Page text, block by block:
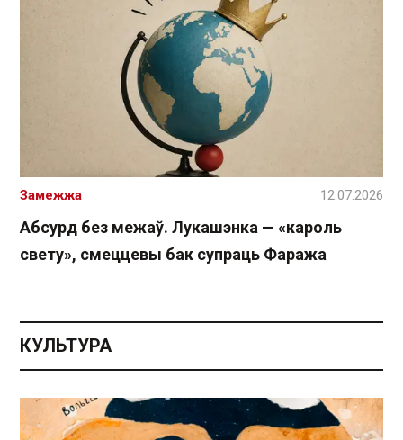
Абсурд без межаў. Лукашэнка — «кароль
свету», смеццевы бак супраць Фаража
Замежжа 12.07.2026
КУЛЬТУРА